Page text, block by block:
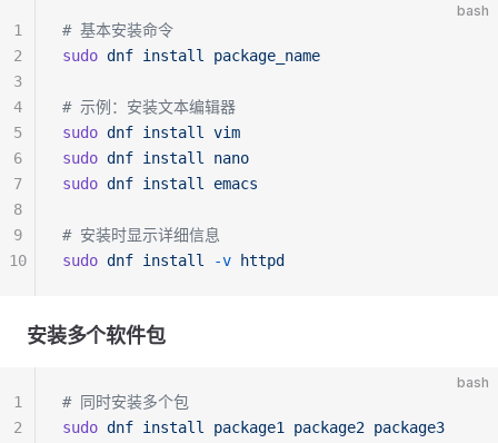
bash
# 基本安装命令
sudo dnf install package_name
# 示例：安装文本编辑器
sudo dnf install
vim
sudo dnf install
nano
sudo dnf install emacs
# 安装时显示详细信息
sudo dnf install -v httpd
1
2
3
4
5
6
7
8
9
10
安装多个软件包
bash
# 同时安装多个包
sudo dnf install package1 package2 package3
1
2